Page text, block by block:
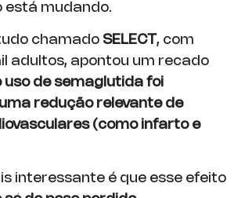
está mudando.
chamado SELECT , com
adultos, apontou um recado
uso de semaglutida foi
redução relevante de
(como infarto e
interessante é que esse efeito